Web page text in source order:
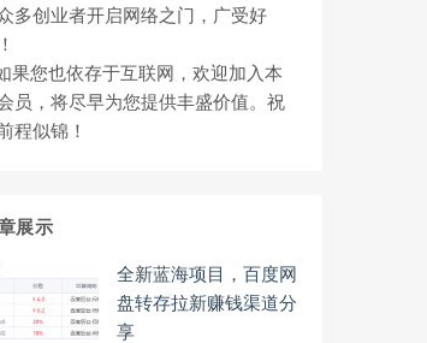
多创业者开启网络之门，广受好
果您也依存于互联网，欢迎加入本
员，将尽早为您提供丰盛价值。祝
程似锦！
展示
全新蓝海项目，百度网
盘转存拉新赚钱渠道分
享